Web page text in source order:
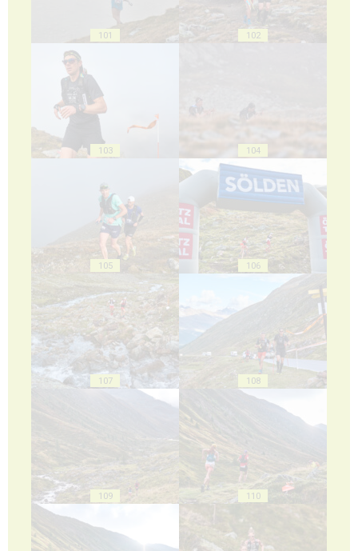
101 102
103 104
105 106
107 108
109 110